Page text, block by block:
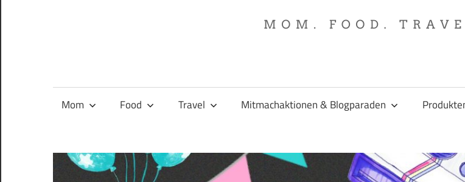
ihren
Mein
Familien-,
Mom Food Travel Mitmachaktionen & Blogparaden